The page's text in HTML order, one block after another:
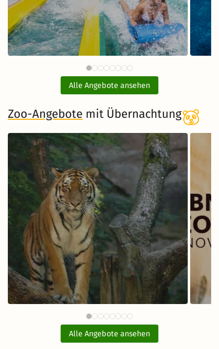
ab87 €
Therme Erding mit
Übernachtung
inkl. Übernachtung und Frühstück
Alle Angebote ansehen
Zoo-Angebote mit Übernachtung
ab59 €
Tiergarten Nürnberg mit Hotel
inkl. Übernachtung und Frühstück
Alle Angebote ansehen